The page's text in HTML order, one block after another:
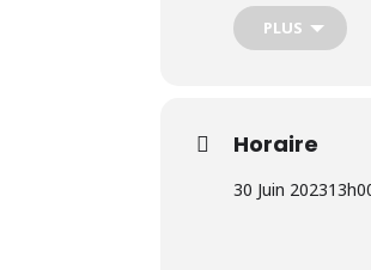
le traitement
la création et
l’appui pour
PLUS
Horaire
30 Juin 2023